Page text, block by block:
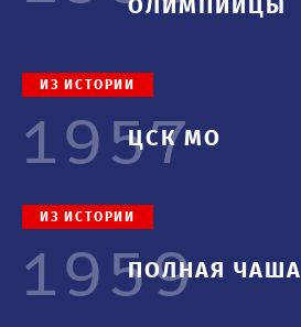
ОЛИМПИЙЦЫ
ИЗ ИСТОРИИ
1957
ЦСК МО
ИЗ ИСТОРИИ
1959ПОЛНАЯ ЧАША